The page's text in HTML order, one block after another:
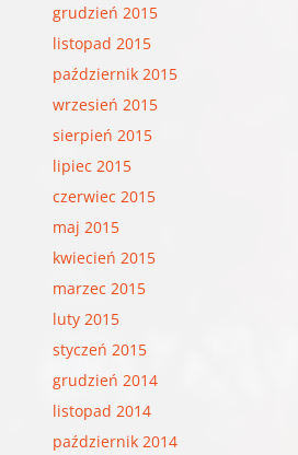
grudzień 2015
listopad 2015
październik 2015
wrzesień 2015
sierpień 2015
lipiec 2015
czerwiec 2015
maj 2015
kwiecień 2015
marzec 2015
luty 2015
styczeń 2015
grudzień 2014
listopad 2014
październik 2014